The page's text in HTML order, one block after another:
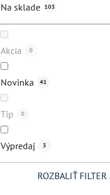
Na sklade 103
Akcia 0
Novinka 41
Tip 0
Výpredaj 3
ROZBALIŤ FILTER